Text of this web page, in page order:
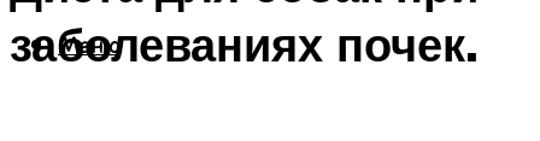
Меню
заболеваниях почек.